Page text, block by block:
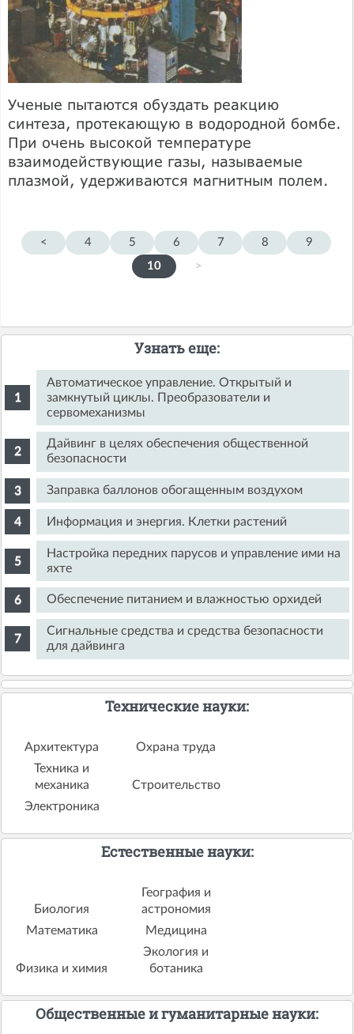
Ученые пытаются обуздать реакцию
синтеза, протекающую в водородной бомбе.
При очень высокой температуре
взаимодействующие газы, называемые
плазмой, удерживаются магнитным полем.
< 4 5 6 7 8
9
10
>
Узнать еще:
Автоматическое управление. Открытый и
замкнутый циклы. Преобразователи и
сервомеханизмы
Дайвинг в целях обеспечения общественной
безопасности
Заправка баллонов обогащенным воздухом
Информация и энергия. Клетки растений
Настройка передних парусов и управление ими на
яхте
Обеспечение питанием и влажностью орхидей
Сигнальные средства и средства безопасности
для дайвинга
Технические науки:
Архитектура
Охрана труда
Техника и
механика
Строительство
Электроника
Естественные науки:
Биология
География и
астрономия
Математика
Медицина
Физика и химия
Экология и
ботаника
Общественные и гуманитарные науки: